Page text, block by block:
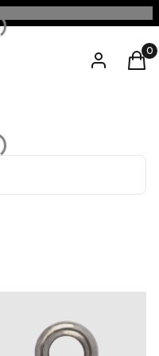
Zaloguj się